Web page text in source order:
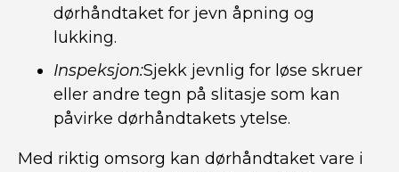
dørhåndtaket for jevn åpning og
lukking.
Inspeksjon:Sjekk jevnlig for løse skruer
eller andre tegn på slitasje som kan
påvirke dørhåndtakets ytelse.
Med riktig omsorg kan dørhåndtaket vare i